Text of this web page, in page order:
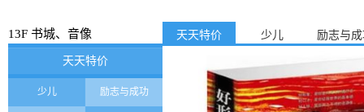
13F 书城、音像 天天特价 少儿 励志与
天天特价
少儿 励志与成功